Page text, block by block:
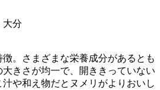
大分
。さまざまな栄養成分があるとも
きさが均一で、開ききっていない
や和え物だとヌメリがよりおいし